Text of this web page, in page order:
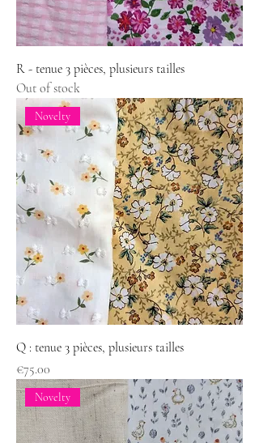
R - tenue 3 pièces, plusieurs tailles
Out of stock
Novelty
Q : tenue 3 pièces, plusieurs tailles
Price
€75.00
Novelty